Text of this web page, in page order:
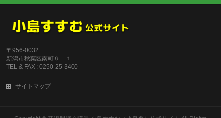
〒956-0032
新潟市秋葉区南町９－１
TEL & FAX : 0250-25-3400
サイトマップ